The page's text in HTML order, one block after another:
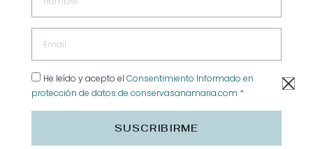
Envíos GRATIS en pedidos a partir de 89€
GRATIS 1 tarro de ensalada de mar 675g en
pedidos +95€
Boquerón 120g, 3 x 20€
He leído y acepto el Consentimiento Informado en
protección de datos de conservasanamaria.com *
SUSCRIBIRME